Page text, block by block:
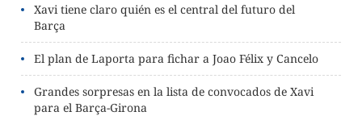
Xavi tiene claro quién es el central del futuro del
Barça
El plan de Laporta para fichar a Joao Félix y Cancelo
Grandes sorpresas en la lista de convocados de Xavi
para el Barça-Girona